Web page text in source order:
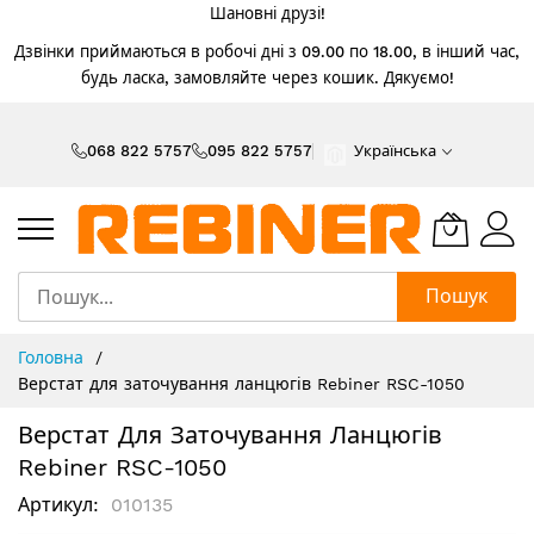
Шановні друзі!
Дзвінки приймаються в робочі дні з 09.00 по 18.00, в інший час,
будь ласка, замовляйте через кошик. Дякуємо!
068 822 5757 095 822 5757 Українська
Пошук
Головна
Верстат для заточування ланцюгів Rebiner RSC-1050
Верстат Для Заточування Ланцюгів
Rebiner RSC-1050
Артикул 010135